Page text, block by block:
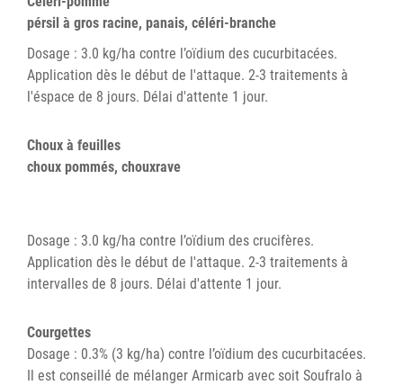
pérsil à gros racine, panais, céléri-branche
Dosage : 3.0 kg/ha contre l’oïdium des cucurbitacées.
Application dès le début de l'attaque. 2-3 traitements à
l'éspace de 8 jours. Délai d'attente 1 jour.
Choux à feuilles
choux pommés, chouxrave
Dosage : 3.0 kg/ha contre l’oïdium des crucifères.
Application dès le début de l'attaque. 2-3 traitements à
intervalles de 8 jours. Délai d'attente 1 jour.
Courgettes
Dosage : 0.3% (3 kg/ha) contre l’oïdium des cucurbitacées.
Il est conseillé de mélanger Armicarb avec soit Soufralo à